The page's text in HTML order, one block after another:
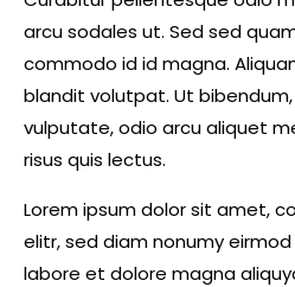
arcu sodales ut. Sed sed
commodo id id magna.
blandit volutpat. Ut
vulputate, odio arcu aliquet
risus quis lectus.
Lorem ipsum dolor sit amet,
elitr, sed diam nonumy
labore et dolore magna